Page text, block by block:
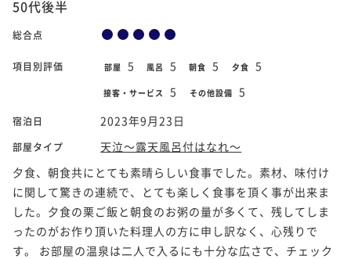
50代後半
総合点
項目別評価 部屋 5 風呂 5 朝食 5 夕食 5
接客・サービス 5 その他設備 5
宿泊日 2023年9月23日
部屋タイプ
天泣～露天風呂付はなれ～
夕食、朝食共にとても素晴らしい食事でした。素材、味付け
に関して驚きの連続で、とても楽しく食事を頂く事が出来ま
した。夕食の栗ご飯と朝食のお粥の量が多くて、残してしま
ったのがお作り頂いた料理人の方に申し訳なく、心残りで
す。 お部屋の温泉は二人で入るにも十分な広さで、チェック